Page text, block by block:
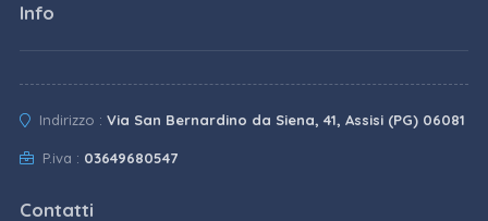
Info
Indirizzo : Via San Bernardino da Siena, 41, Assisi (PG) 06081
P.iva : 03649680547
Contatti